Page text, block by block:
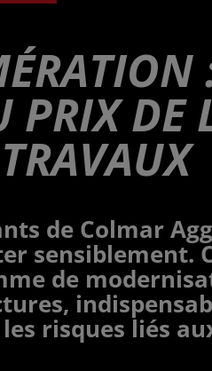
PRIX DE
de Colmar
sensiblement.
de
risques liés